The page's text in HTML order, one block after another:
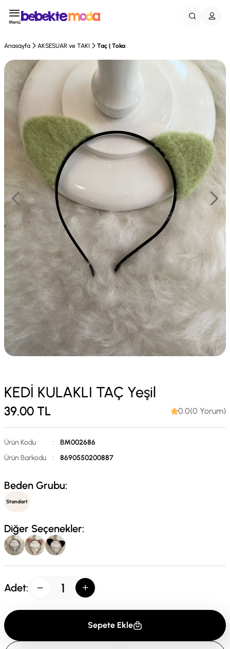
Menü
Anasayfa AKSESUAR ve TAKI Taç | Toka
KEDİ KULAKLI TAÇ Yeşil
39.00 TL 0.0(0 Yorum)
Ürün Kodu :
BM002686
Ürün Barkodu
: 8690550200887
Beden Grubu:
Standart
Diğer Seçenekler:
Adet:
Sepete Ekle